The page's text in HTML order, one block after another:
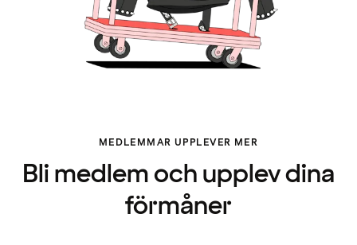
MEDLEMMAR UPPLEVER MER
Bli medlem och upplev dina
förmåner